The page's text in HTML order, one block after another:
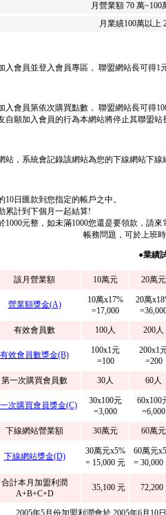
月營業額 70 萬~100
月業績100萬以上
入會員並登入會員專區， 聯盟網站長可得1
會員第依次購買點數， 聯盟網站長可得100
自願加入會員的行為本網站將停止其聯盟站
站，系統會記錄該網站為您的下線網站下線
日匯款到您指定的帳戶之中。
累計到下個月一起結算!
元整，如未滿1000您還是要領款，請來
帳務問題，可於上班時
●業績
該月營業額 10萬元 20萬元
營業額獎金(A)
10萬x17%
=17,000
20萬
有效會員數
100人 200人
有效會員數獎金(B)
100x1元
=100
200x1
=200
第一次購買會員數
30人 60人
次購買會員獎金(C)
30x100元
=3,000
60x100
=6,000
下線網站營業額
30萬元 60萬元
下線網站獎金(D)
30萬元x5%
= 15,000 元
60萬元
= 30,000
合計本月加盟利潤
A+B+C+D
35,100 元 72,200
2005年5月份加盟利潤會於 2005年6月10